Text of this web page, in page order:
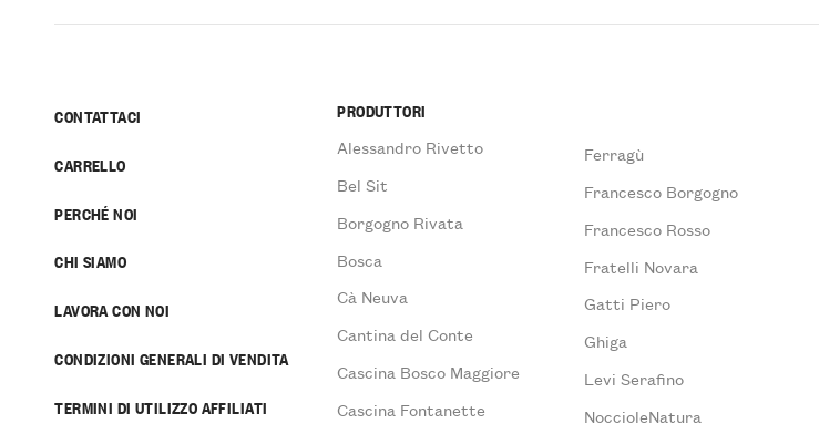
CONTATTACI
CARRELLO
PERCHÉ NOI
CHI SIAMO
LAVORA CON NOI
CONDIZIONI GENERALI DI VENDITA
TERMINI DI UTILIZZO AFFILIATI
PRODUTTORI
Alessandro Rivetto
Bel Sit
Borgogno Rivata
Bosca
Cà Neuva
Cantina del Conte
Cascina Bosco Maggiore
Cascina Fontanette
Ferragù
Francesco Borgogno
Francesco Rosso
Fratelli Novara
Gatti Piero
Ghiga
Levi Serafino
NoccioleNatura